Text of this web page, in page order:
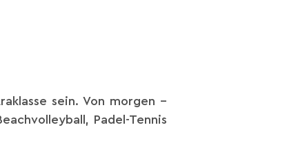
sein. Von morgen –
Padel-Tennis